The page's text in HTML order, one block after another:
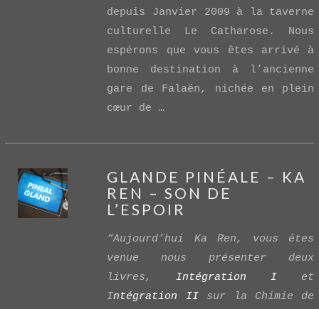
depuis Janvier 2009 à la taverne
culturelle Le Catharose. Nous
espérons que vous êtes arrivé à
bonne destination à l’ancienne
gare de Falaën, nichée en plein
cœur de …
GLANDE PINÉALE – KA
REN – SON DE
L’ESPOIR
“Aujourd’hui Ka Ren, vous êtes
venue nous présenter deux
livres,Intégration I et
Intégration IIsur la Chimie de